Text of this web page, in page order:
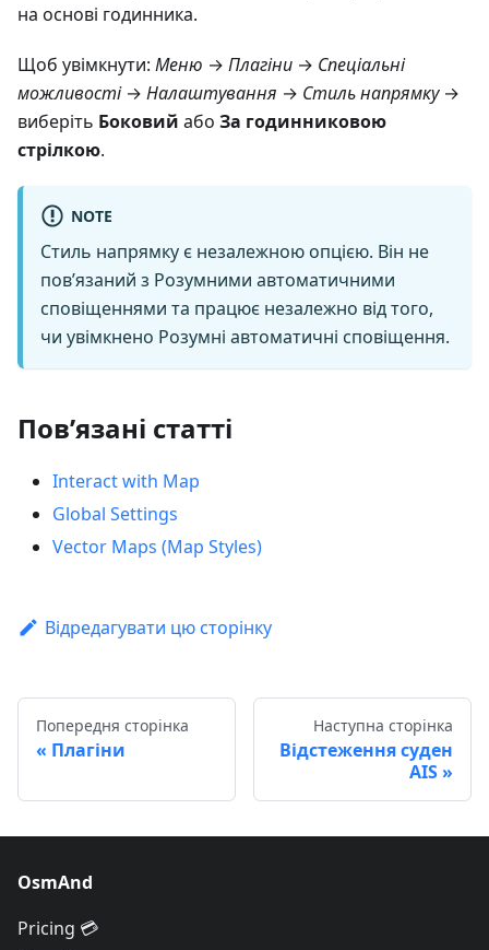
на основі годинника.
Щоб увімкнути: Меню → Плагіни → Спеціальні
можливості→ Налаштування → Стиль напрямку→
виберіть Боковий або За годинниковою
стрілкою.
NOTE
Стиль напрямку є незалежною опцією. Він не
пов’язаний з Розумними автоматичними
сповіщеннями та працює незалежно від того,
чи увімкнено Розумні автоматичні сповіщення.
Пов’язані статті
Interact with Map
Global Settings
Vector Maps (Map Styles)
Відредагувати цю сторінку
Попередня сторінка
Плагіни
Наступна сторінка
Відстеження суден
AIS
OsmAnd
Pricing 💳